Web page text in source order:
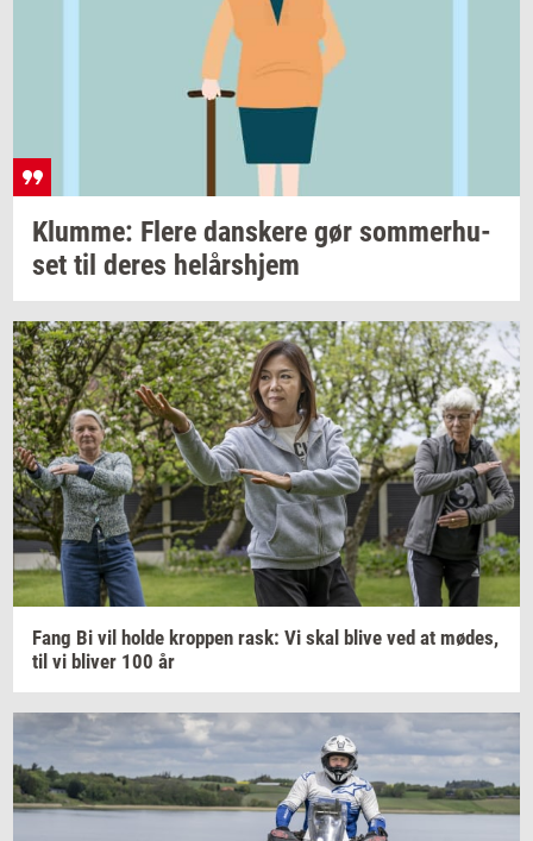
Klum­me: Flere dan­ske­re gør som­mer­hu­
set til deres helårs­hjem
Fang Bi vil holde krop­pen rask: Vi skal blive ved at mødes,
til vi bli­ver 100 år